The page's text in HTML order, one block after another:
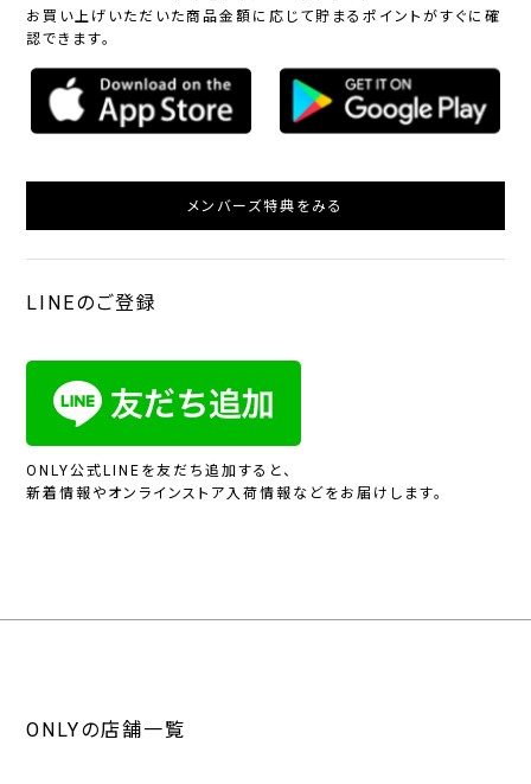
お買い上げいただいた商品金額に応じて貯まるポイントがすぐに確
認できます。
メンバーズ特典をみる
LINEのご登録
ONLY公式LINEを友だち追加すると、
新着情報やオンラインストア入荷情報などをお届けします。
ONLYの店舗一覧